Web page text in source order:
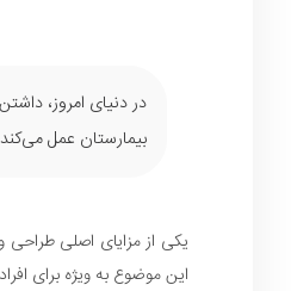
در دنیای امروز،
بیمارستان عمل
یکی از مزایای اصلی
این موضوع به ویژه برای